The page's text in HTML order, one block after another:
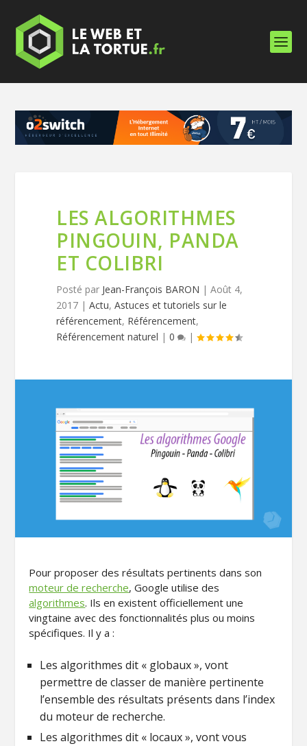
LES ALGORITHMES
PINGOUIN, PANDA
ET COLIBRI
Posté par Jean-François BARON |Août 4,
2017 |Actu,Astuces et tutoriels sur le
référencement, Référencement,
Référencement naturel |0 |
Pour proposer des résultats pertinents dans son
moteur de recherche, Google utilise des
algorithmes. Ils en existent officiellement une
vingtaine avec des fonctionnalités plus ou moins
spécifiques. Il y a :
Les algorithmes dit « globaux », vont
permettre de classer de manière pertinente
l’ensemble des résultats présents dans l’index
du moteur de recherche.
Les algorithmes dit « locaux », vont vous